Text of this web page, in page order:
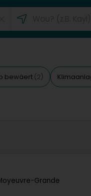
bewäert (2)
Grande